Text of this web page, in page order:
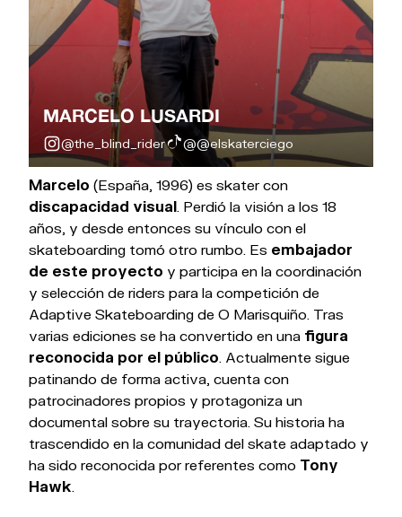
MARCELO LUSARDI
@the_blind_rider @@elskaterciego
Marcelo (España, 1996) es skater con
discapacidad visual . Perdió la visión a los 18
años, y desde entonces su vínculo con el
skateboarding tomó otro rumbo. Es embajador
de este proyecto y participa en la coordinación
y selección de riders para la competición de
Adaptive Skateboarding de O Marisquiño. Tras
varias ediciones se ha convertido en una figura
reconocida por el público . Actualmente sigue
patinando de forma activa, cuenta con
patrocinadores propios y protagoniza un
documental sobre su trayectoria. Su historia ha
trascendido en la comunidad del skate adaptado y
ha sido reconocida por referentes como Tony
Hawk